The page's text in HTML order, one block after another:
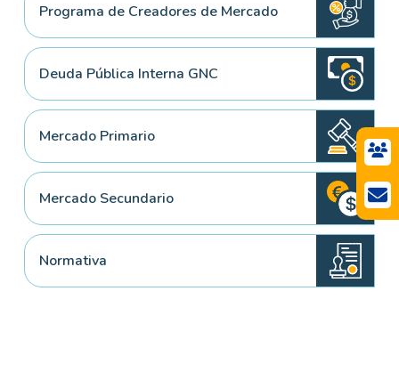
Programa de Creadores de Mercado
Deuda Pública Interna GNC
Mercado Primario
Mercado Secundario
Normativa